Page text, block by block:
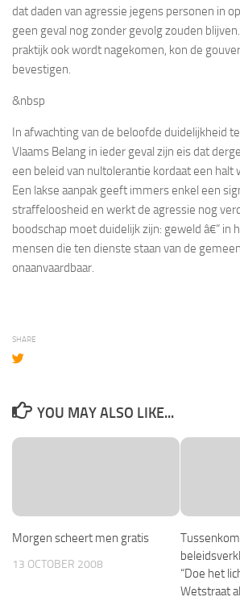
dat daden van agressie jegens personen in
geen geval nog zonder gevolg zouden
praktijk ook wordt nagekomen, kon de
bevestigen.
&nbsp
In afwachting van de beloofde duidelijkheid
Vlaams Belang in ieder geval zijn eis dat
een beleid van nultolerantie kordaat een halt
Een lakse aanpak geeft immers enkel een
straffeloosheid en werkt de agressie nog
boodschap moet duidelijk zijn: geweld â€“ in
mensen die ten dienste staan van de
onaanvaardbaar.
SHARE
YOU MAY ALSO LIKE...
Morgen scheert men gratis
13 OCTOBER 2008
“Doe het
Wetstraat